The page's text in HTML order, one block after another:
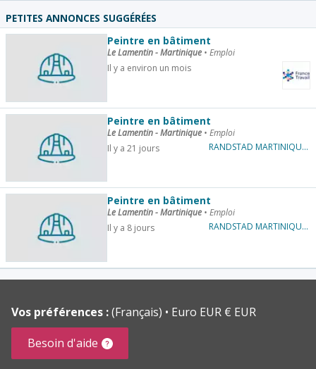
PETITES ANNONCES SUGGÉRÉES
Peintre en bâtiment
Le Lamentin - Martinique • Emploi
Il y a environ un mois
Peintre en bâtiment
Le Lamentin - Martinique • Emploi
Il y a 21 jours
RANDSTAD MARTINIQUE BTP
Peintre en bâtiment
Le Lamentin - Martinique • Emploi
Il y a 8 jours
RANDSTAD MARTINIQUE BTP
Vos préférences :(Français)
Euro EUR € EUR
Besoin d'aide